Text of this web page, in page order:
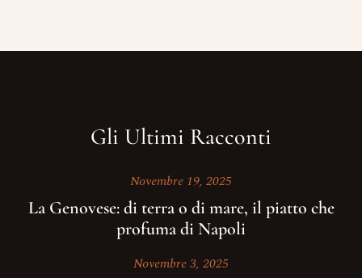
Gli Ultimi Racconti
Novembre 19, 2025
La Genovese: di terra o di mare, il piatto che
profuma di Napoli
Novembre 3, 2025